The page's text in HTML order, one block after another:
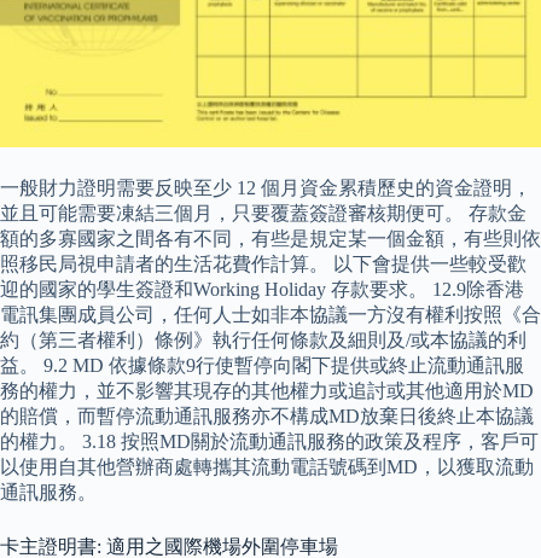
一般財力證明需要反映至少 12 個月資金累積歷史的資金證明，
並且可能需要凍結三個月，只要覆蓋簽證審核期便可。 存款金
額的多寡國家之間各有不同，有些是規定某一個金額，有些則依
照移民局視申請者的生活花費作計算。 以下會提供一些較受歡
迎的國家的學生簽證和Working Holiday 存款要求。 12.9除香港
電訊集團成員公司，任何人士如非本協議一方沒有權利按照《合
約（第三者權利）條例》執行任何條款及細則及/或本協議的利
益。 9.2 MD 依據條款9行使暫停向閣下提供或終止流動通訊服
務的權力，並不影響其現存的其他權力或追討或其他適用於MD
的賠償，而暫停流動通訊服務亦不構成MD放棄日後終止本協議
的權力。 3.18 按照MD關於流動通訊服務的政策及程序，客戶可
以使用自其他營辦商處轉攜其流動電話號碼到MD，以獲取流動
通訊服務。
卡主證明書: 適用之國際機場外圍停車場